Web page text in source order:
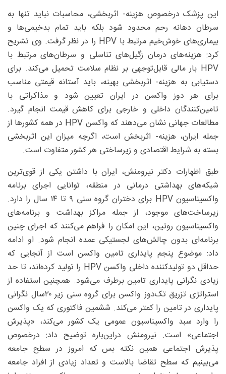
این پزشک درخصوص هزینه- اثربخشی، محاسبات نباید تنها به
سرطان دهانه رحم محدود شود بلکه باید تمام بدخیمی‌ها و
بیماری‌های خوش‌خیم مرتبط با HPV را در نظر گرفت. وی تشریح
کرد: هزینه‌های درمان زگیل‌های تناسلی و سرطان‌های مرتبط با
HPV بار مالی قابل‌توجهی بر نظام سلامت تحمیل می‌کند. برای
دستیابی به هزینه- اثربخشی بهینه، باید آستانه قیمتی مناسب
برای هر دوز واکسن در ایران تعیین شود و مذاکراتی با
تامین‌کنندگان داخلی و خارجی برای کاهش قیمت انجام گیرد.
مطالعات جهانی نشان می‌دهند که واکسن HPV در همه کشورها از
جمله ایران، هزینه- اثربخش است، اگرچه میزان این اثربخشی
بسته به شرایط اقتصادی و زیرساختی هر کشور متفاوت است.
طبق اظهارات دکتر نیرومنش، ایران با داشتن یکی از قوی‌ترین
شبکه‌های بهداشتی درمانی در منطقه، توانایی اجرای برنامه
واکسیناسیون HPV برای دختران گروه سنی ۹ تا ۱۴ سال را دارد.
زیرساخت‌های موجود، از جمله مراکز بهداشت و برنامه‌های
واکسیناسیون روتین، این امکان را فراهم می‌کنند که اجرای چنین
برنامه‌ای بدون چالش‌های لجستیکی عمده انجام شود. او ادامه
داد: موضوع پنجم پایداری تامین واکسن است از آنجایی که
حداقل دو تولیدکننده داخلی واکسن HPV را تولید کرده‌اند، تا حد
زیادی نگرانی پایداری تامین برطرف می‌شود. همچنین استفاده از
استراتژی تزریق تک‌دوز واکسن برای گروه سنی زیر ۲۰‌سال نگرانی
پایداری در تامین را کمتر می‌کند. ششمین فاکتوری که یک واکسن
را وارد سبد واکسیناسیون عمومی یک کشور می‌کند، «پذیرش
اجتماعی» است. نیرومنش دراین‌باره توضیح داد: درخصوص
پذیرش اجتماعی همین نکته بس که امروز در سطح جامعه
می‌بینیم که سطح تقاضا بالاست و تعداد زیادی از افراد جامعه